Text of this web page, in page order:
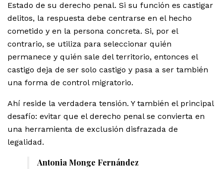
Estado de su derecho penal. Si su función es castigar
delitos, la respuesta debe centrarse en el hecho
cometido y en la persona concreta. Si, por el
contrario, se utiliza para seleccionar quién
permanece y quién sale del territorio, entonces el
castigo deja de ser solo castigo y pasa a ser también
una forma de control migratorio.
Ahí reside la verdadera tensión. Y también el principal
desafío: evitar que el derecho penal se convierta en
una herramienta de exclusión disfrazada de
legalidad.
Antonia Monge Fernández